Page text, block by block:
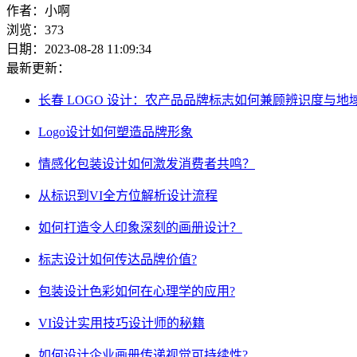
作者：小啊
浏览：373
日期：2023-08-28 11:09:34
最新更新：
长春 LOGO 设计：农产品品牌标志如何兼顾辨识度与地
Logo设计如何塑造品牌形象
情感化包装设计如何激发消费者共鸣？
从标识到VI全方位解析设计流程
如何打造令人印象深刻的画册设计？
标志设计如何传达品牌价值?
包装设计色彩如何在心理学的应用?
VI设计实用技巧设计师的秘籍